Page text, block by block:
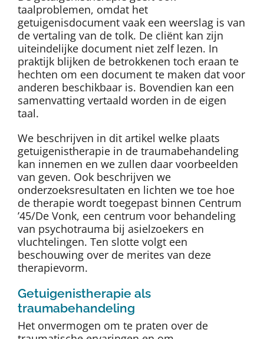
taalproblemen, omdat het
getuigenisdocument vaak een weerslag is van
de vertaling van de tolk. De cliënt kan zijn
uiteindelijke document niet zelf lezen. In
praktijk blijken de betrokkenen toch eraan te
hechten om een document te maken dat voor
anderen beschikbaar is. Bovendien kan een
samenvatting vertaald worden in de eigen
taal.
We beschrijven in dit artikel welke plaats
getuigenistherapie in de traumabehandeling
kan innemen en we zullen daar voorbeelden
van geven. Ook beschrijven we
onderzoeksresultaten en lichten we toe hoe
de therapie wordt toegepast binnen Centrum
’45/De Vonk, een centrum voor behandeling
van psychotrauma bij asielzoekers en
vluchtelingen. Ten slotte volgt een
beschouwing over de merites van deze
therapievorm.
Getuigenistherapie als
traumabehandeling
Het onvermogen om te praten over de